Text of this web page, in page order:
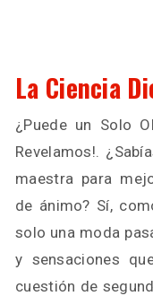
La Ciencia
¿Puede un Solo
Revelamos!.
maestra para
de ánimo? Sí,
solo una moda
y sensaciones
cuestión de